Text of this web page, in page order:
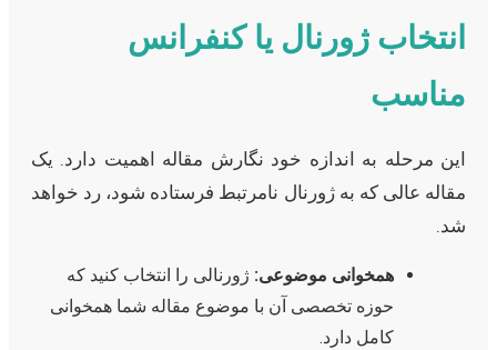
انتخاب ژورنال یا کنفرانس
مناسب
این مرحله به اندازه خود نگارش مقاله اهمیت دارد. یک
مقاله عالی که به ژورنال نامرتبط فرستاده شود، رد خواهد
شد.
همخوانی موضوعی: ژورنالی را انتخاب کنید که
حوزه تخصصی آن با موضوع مقاله شما همخوانی
کامل دارد.